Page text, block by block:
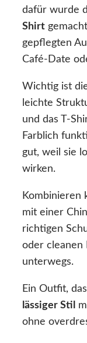
dafür wurde
Shirt
gepflegten
Café-Date
Wichtig ist
leichte
und das T-
Farblich
gut, weil sie
wirken.
Kombinieren
mit einer
richtigen
oder cleanen
unterwegs.
Ein Outfit,
lässiger Stil
ohne